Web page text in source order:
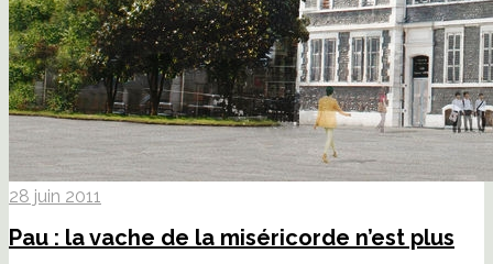
28 juin 2011
Pau : la vache de la miséricorde n’est plus